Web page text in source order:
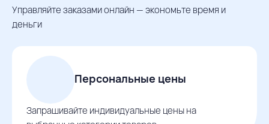
Управляйте заказами онлайн — экономьте время и
деньги
Персональные цены
Запрашивайте индивидуальные цены на